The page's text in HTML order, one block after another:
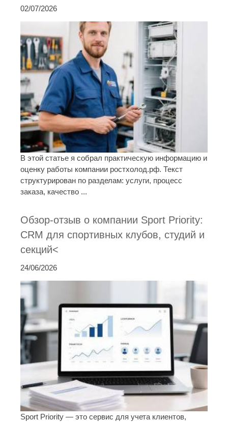
02/07/2026
В этой статье я собрал практическую информацию и
оценку работы компании ростхолод.рф. Текст
структурирован по разделам: услуги, процесс
заказа, качество ...
Обзор-отзыв о компании Sport Priority:
CRM для спортивных клубов, студий и
секций<
24/06/2026
Sport Priority — это сервис для учета клиентов,